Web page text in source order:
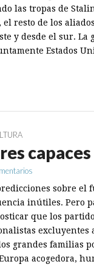
las tropas de
el resto de los
y desde el sur. La
Estados
capaces
sobre el
inútiles. Pero
que los
excluyentes
grandes familias
acogedora,